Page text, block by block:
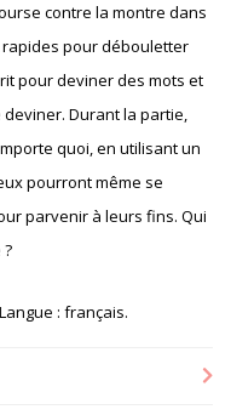
contre la montre dans
pour débouletter
pour deviner des mots et
Durant la partie,
quoi, en utilisant un
pourront même se
parvenir à leurs fins. Qui
: français.